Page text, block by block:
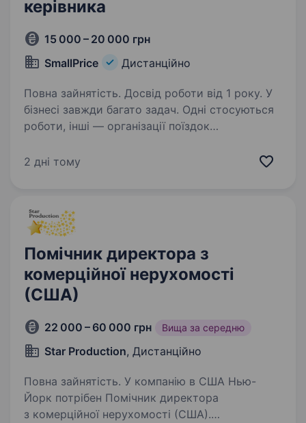
керівника
15 000 – 20 000 грн
SmallPrice
Дистанційно
Повна зайнятість. Досвід роботи від 1 року. У
бізнесі завжди багато задач. Одні стосуються
роботи, інші — організації поїздок
накопичуються швидше, ніж вистачає часу їх
2 дні тому
Помічник директора з
комерційної нерухомості
(США)
22 000 – 60 000 грн Вища за середню
Star Production, Дистанційно
Повна зайнятість. У компанію в США Нью-
Йорк потрібен Помічник директора
з комерційної нерухомості (США).